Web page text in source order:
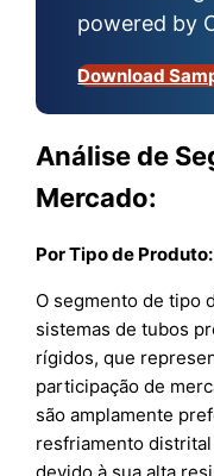
powered by
Download
Análise de
Mercado:
Por Tipo de Produto:
O segmento de tipo
sistemas de tubos
rígidos, que
participação de
são amplamente
resfriamento